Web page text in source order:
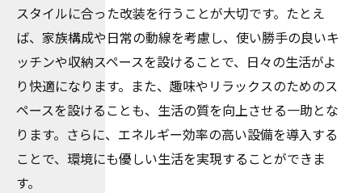
スタイルに合った改装を行うことが大切です。たとえ
ば、家族構成や日常の動線を考慮し、使い勝手の良いキ
ッチンや収納スペースを設けることで、日々の生活がよ
り快適になります。また、趣味やリラックスのためのス
ペースを設けることも、生活の質を向上させる一助とな
ります。さらに、エネルギー効率の高い設備を導入する
ことで、環境にも優しい生活を実現することができま
す。